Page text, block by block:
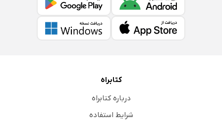
کتابراه
درباره کتابراه
شرایط استفاده